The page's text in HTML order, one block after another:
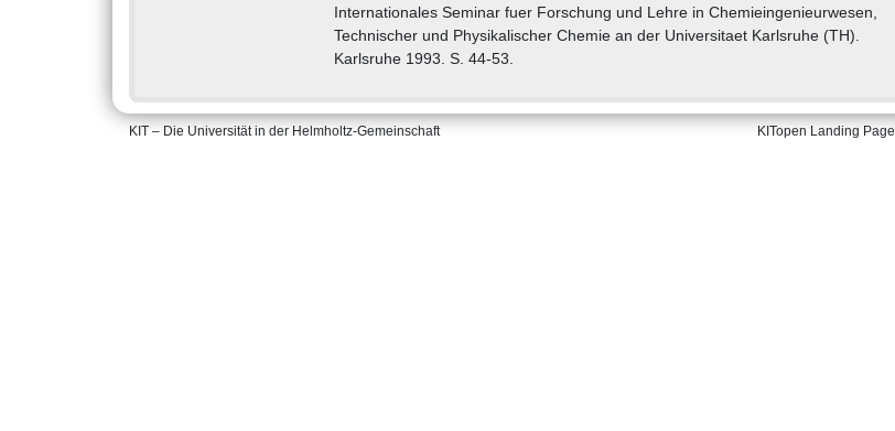
Internationales Seminar fuer Forschung und Lehre in Chemieingenieurwesen,
Technischer und Physikalischer Chemie an der Universitaet Karlsruhe (TH).
Karlsruhe 1993. S. 44-53.
KIT – Die Universität in der Helmholtz-Gemeinschaft KITopen Landing Page